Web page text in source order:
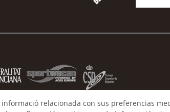
relacionada con sus preferencias